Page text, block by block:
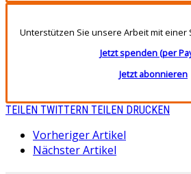
Unterstützen Sie unsere Arbeit mit einer
Jetzt spenden (per
Jetzt abonnieren
TEILEN TWITTERN TEILEN DRUCKEN
Vorheriger Artikel
Nächster Artikel